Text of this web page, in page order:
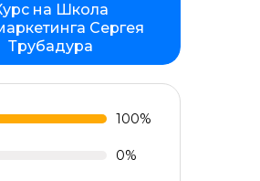
на Школа
Сергея
Трубадура
100%
0%